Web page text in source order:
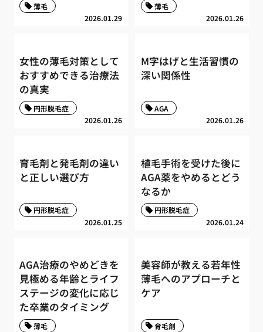
2026.01.29
薄毛
2026.01.26
薄毛
女性の薄毛対策として
おすすめできる治療法
の真実
2026.01.26
円形脱毛症
M字はげと生活習慣の
深い関係性
2026.01.26
AGA
育毛剤と発毛剤の違い
と正しい選び方
2026.01.25
円形脱毛症
植毛手術を受けた後に
AGA薬をやめるとどう
なるか
2026.01.24
円形脱毛症
AGA治療のやめどきを
見極める年齢とライフ
ステージの変化に応じ
た卒業のタイミング
薄毛
美容師が教える若年性
薄毛へのアプローチと
ケア
育毛剤